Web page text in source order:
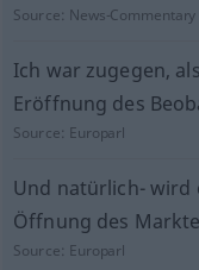
Source: News-Commentary
Ich war zugegen,
Eröffnung des
Source: Europarl
Und natürlich- wird
Öffnung des
Source: Europarl